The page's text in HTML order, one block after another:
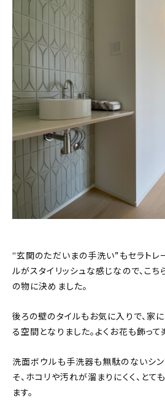
“玄関のただいまの手洗い”もセラトレ
ルがスタイリッシュな感じなので、こ
の物に決めました。
後ろの壁のタイルもお気に入りで、家
る空間となりました。よくお花も飾って
洗面ボウルも手洗器も無駄のないシ
そ、ホコリや汚れが溜まりにくく、と
ます。